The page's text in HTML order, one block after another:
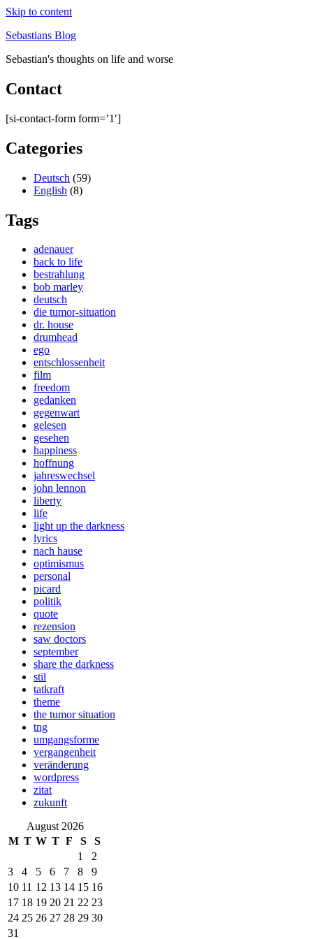
Skip to content
Sebastians Blog
Sebastian's thoughts on life and worse
Contact
[si-contact-form form=’1′]
Categories
Deutsch (59)
English (8)
Tags
adenauer
back to life
bestrahlung
bob marley
deutsch
die tumor-situation
dr. house
drumhead
ego
entschlossenheit
film
freedom
gedanken
gegenwart
gelesen
gesehen
happiness
hoffnung
jahreswechsel
john lennon
liberty
life
light up the darkness
lyrics
nach hause
optimismus
personal
picard
politik
quote
rezension
saw doctors
september
share the darkness
stil
tatkraft
theme
the tumor situation
tng
umgangsforme
vergangenheit
veränderung
wordpress
zitat
zukunft
August 2026
M T W T F S
S
1
2
3
4 5 6 7 8
9
10 11 12 13 14 15 16
17 18 19 20 21 22 23
24 25 26 27 28 29 30
31